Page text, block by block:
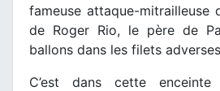
fameuse attaque-mitrailleuse
de Roger Rio, le père de
ballons dans les filets
C’est dans cette enceinte